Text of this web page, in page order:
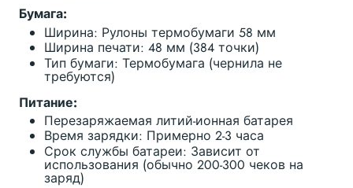
Бумага:
Ширина: Рулоны термобумаги 58 мм
Ширина печати: 48 мм (384 точки)
Тип бумаги: Термобумага (чернила не
требуются)
Питание:
Перезаряжаемая литий-ионная батарея
Время зарядки: Примерно 2-3 часа
Срок службы батареи: Зависит от
использования (обычно 200-300 чеков на
заряд)